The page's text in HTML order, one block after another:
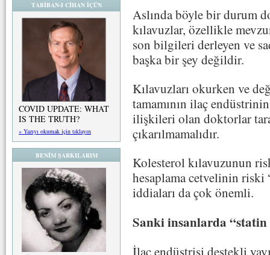
TABİBAN-I CİHAN İÇÜN
COVID UPDATE: WHAT
IS THE TRUTH?
» Yazıyı okumak için tıklayın
BENİM ŞARKILARIM
Aslında böyle bir durum
kılavuzlar, özellikle
son bilgileri derleyen ve
başka bir şey değildir.
Kılavuzları okurken ve
tamamının ilaç
ilişkileri olan doktorlar
çıkarılmamalıdır.
Kolesterol kılavuzunun
hesaplama cetvelinin riski
iddiaları da çok önemli.
Sanki insanlarda
İlaç endüstrisi destekli